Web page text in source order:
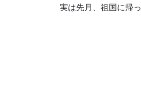
実は先月、祖国に帰